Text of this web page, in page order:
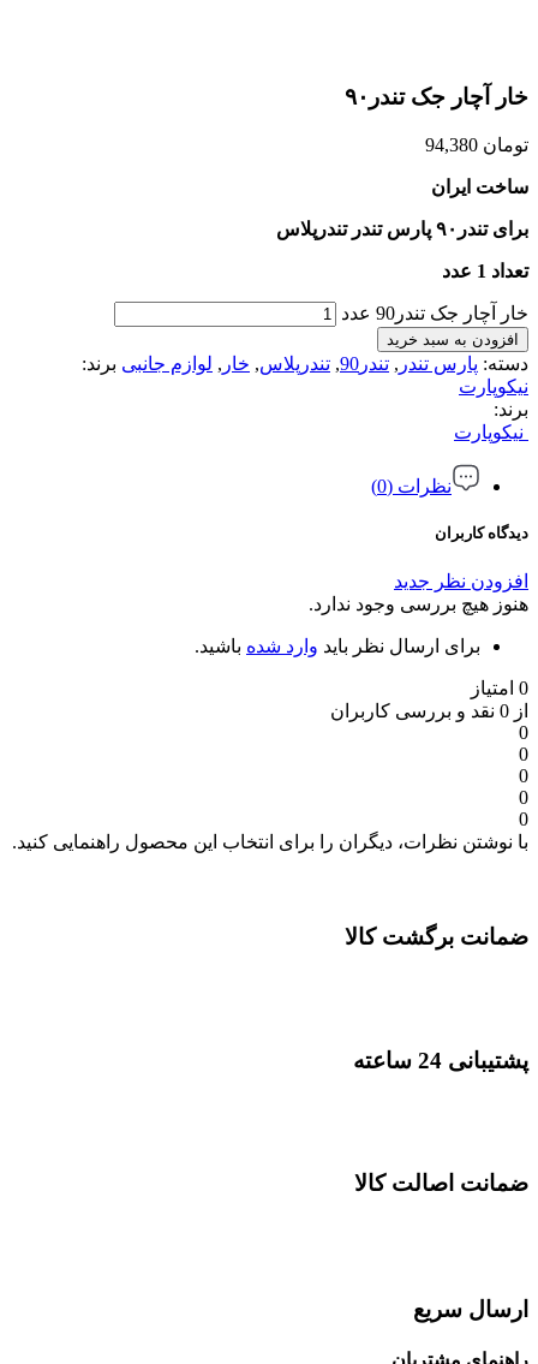
خار آچار جک تندر۹۰
تومان
ساخت ایران
برای تندر۹۰ پارس تندر تندرپلاس
تعداد 1 عدد
خار آچار جک تندر90 عدد
افزودن به سبد خرید
دسته: پارس تندر , تندر90 , تندرپلاس, خار , لوازم جانبی برند:
نیکوپارت
برند:
نیکوپارت
نظرات (0)
دیدگاه کاربران
افزودن نظر جدید
هنوز هیچ بررسی وجود ندارد.
برای ارسال نظر باید وارد شده باشید.
0 امتیاز
از 0 نقد و بررسی کاربران
0
0
0
0
0
با نوشتن نظرات، دیگران را برای انتخاب این محصول راهنمایی کنید.
ضمانت برگشت کالا
پشتیبانی 24 ساعته
ضمانت اصالت کالا
ارسال سریع